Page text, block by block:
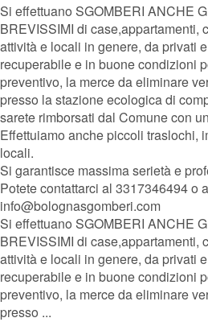
Si effettuano SGOMBERI ANCHE
BREVISSIMI di case,appartamenti,
attività e locali in genere, da privati
recuperabile e in buone condizioni
preventivo, la merce da eliminare
presso la stazione ecologica di
sarete rimborsati dal Comune con
Effettuiamo anche piccoli traslochi,
locali.
Si garantisce massima serietà e
Potete contattarci al 3317346494 o
info@bolognasgomberi.com
Si effettuano SGOMBERI ANCHE
BREVISSIMI di case,appartamenti,
attività e locali in genere, da privati
recuperabile e in buone condizioni
preventivo, la merce da eliminare
presso ...